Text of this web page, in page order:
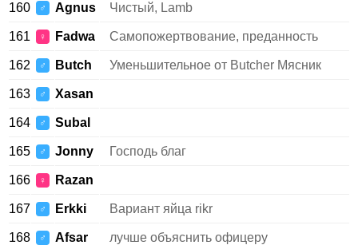
160 ♂ Agnus Чистый, Lamb
161 ♀ Fadwa Самопожертвование, преданность
162 ♂ Butch Уменьшительное от Butcher Мясник
163 ♂ Xasan
164 ♂ Subal
165 ♂ Jonny Господь благ
166 ♀ Razan
167 ♂ Erkki Вариант яйца rikr
168 ♂ Afsar лучше объяснить офицеру